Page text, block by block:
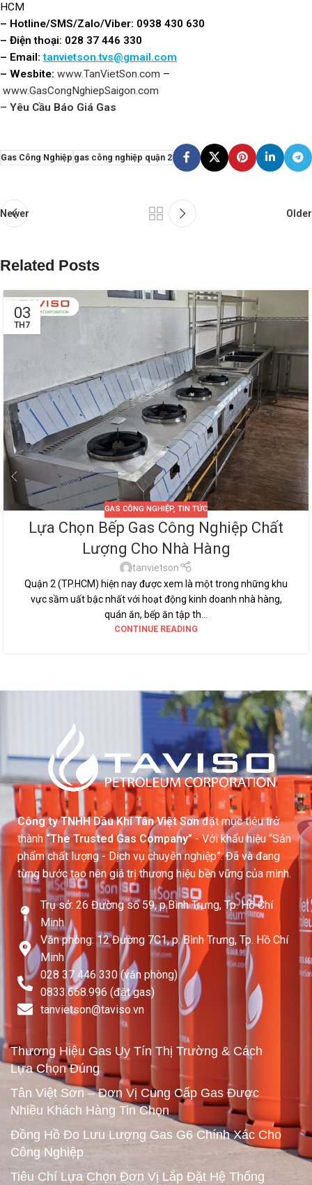
HCM
– Hotline/SMS/Zalo/Viber: 0938 430 630
– Điện thoại: 028 37 446 330
– Email:tanvietson.tvs@gmail.com
– Wesbite: www.TanVietSon.com –
www.GasCongNghiepSaigon.com
– Yêu Cầu Báo Giá Gas
Gas Công Nghiệp gas công nghiệp quận 2
Newer Older
Related Posts
03
TH7
GAS CÔNG NGHIỆP, TIN TỨC
Lựa Chọn Bếp Gas Công Nghiệp Chất
Lượng Cho Nhà Hàng
tanvietson
Quận 2 (TP.HCM) hiện nay được xem là một trong những khu
vực sầm uất bậc nhất với hoạt động kinh doanh nhà hàng,
quán ăn, bếp ăn tập th...
CONTINUE READING
Công ty TNHH Dầu Khí Tân Việt Sơnđặt mục tiêu trở
thành “The Trusted Gas Company”- Với khẩu hiệu “Sản
phẩm chất lượng - Dịch vụ chuyên nghiệp”. Đã và đang
từng bước tạo nên giá trị thương hiệu bền vững của mình.
Trụ sở: 26 Đường số 59, p.Bình Trưng, Tp. Hồ Chí
Minh
Văn phòng: 12 Đường 7C1, p. Bình Trưng, Tp. Hồ Chí
Minh
028 37 446 330 (văn phòng)
0833.668.996 (đặt gas)
tanvietson@taviso.vn​
Thương Hiệu Gas Uy Tín Thị Trường & Cách
Lựa Chọn Đúng
Tân Việt Sơn – Đơn Vị Cung Cấp Gas Được
Nhiều Khách Hàng Tin Chọn
Đồng Hồ Đo Lưu Lượng Gas G6 Chính Xác Cho
Công Nghiệp
Tiêu Chí Lựa Chọn Đơn Vị Lắp Đặt Hệ Thống